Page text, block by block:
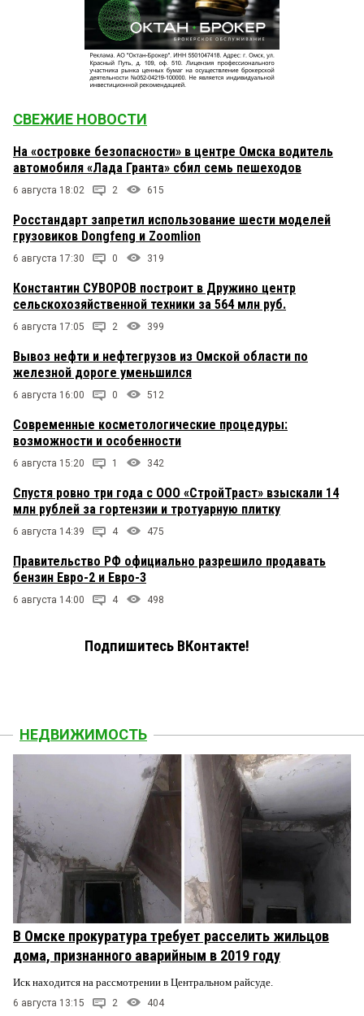
СВЕЖИЕ НОВОСТИ
На «островке безопасности» в центре Омска водитель
автомобиля «Лада Гранта» сбил семь пешеходов
6 августа 18:02 2 615
Росстандарт запретил использование шести моделей
грузовиков Dongfeng и Zoomlion
6 августа 17:30 0 319
Константин СУВОРОВ построит в Дружино центр
сельскохозяйственной техники за 564 млн руб.
6 августа 17:05 2 399
Вывоз нефти и нефтегрузов из Омской области по
железной дороге уменьшился
6 августа 16:00 0 512
Современные косметологические процедуры:
возможности и особенности
6 августа 15:20 1 342
Спустя ровно три года с ООО «СтройТраст» взыскали 14
млн рублей за гортензии и тротуарную плитку
6 августа 14:39 4 475
Правительство РФ официально разрешило продавать
бензин Евро-2 и Евро-3
6 августа 14:00 4 498
Подпишитесь ВКонтакте!
НЕДВИЖИМОСТЬ
В Омске прокуратура требует расселить жильцов
дома, признанного аварийным в 2019 году
Иск находится на рассмотрении в Центральном райсуде.
6 августа 13:15 2 404